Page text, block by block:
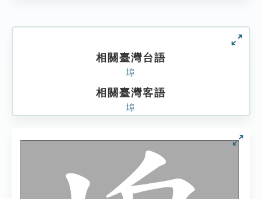
相關臺灣台語
埠
相關臺灣客語
埠